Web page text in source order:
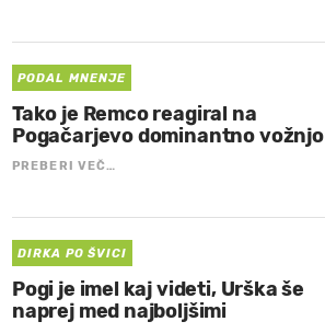
PODAL MNENJE
Tako je Remco reagiral na
Pogačarjevo dominantno vožnjo
PREBERI VEČ…
DIRKA PO ŠVICI
Pogi je imel kaj videti, Urška še
naprej med najboljšimi